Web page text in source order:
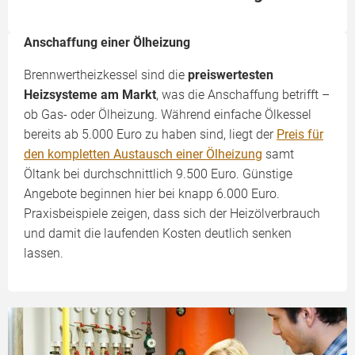
Anschaffung einer Ölheizung
Brennwertheizkessel sind die preiswertesten
Heizsysteme am Markt, was die Anschaffung betrifft –
ob Gas- oder Ölheizung. Während einfache Ölkessel
bereits ab 5.000 Euro zu haben sind, liegt der Preis für
den kompletten Austausch einer Ölheizung samt
Öltank bei durchschnittlich 9.500 Euro. Günstige
Angebote beginnen hier bei knapp 6.000 Euro.
Praxisbeispiele zeigen, dass sich der Heizölverbrauch
und damit die laufenden Kosten deutlich senken
lassen.